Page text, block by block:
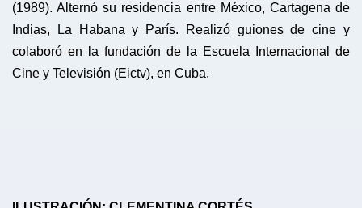
(1989). Alternó su residencia entre México, Cartagena de
Indias, La Habana y París. Realizó guiones de cine y
colaboró en la fundación de la Escuela Internacional de
Cine y Televisión (Eictv), en Cuba.